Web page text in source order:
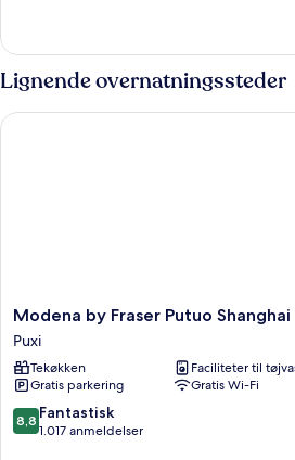
-
1
kingsize-
seng
Lignende overnatningssteder
Modena
by
Fraser
Putuo
Shanghai
Puxi
Modena by Fraser Putuo Shanghai
Puxi
Tekøkken
Faciliteter til
Gratis parkering
Gratis Wi-Fi
8.8
ud
8,8 Fantastisk
1.017 anmeldelser
Modena by Fraser Putuo Shanghai